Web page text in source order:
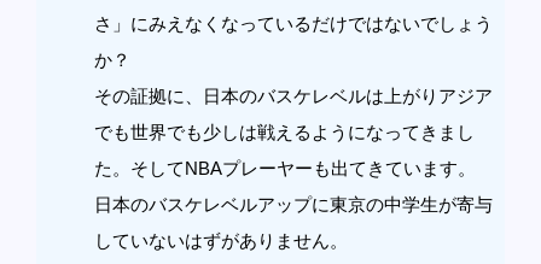
さ」にみえなくなっているだけではないでしょう
か？
その証拠に、日本のバスケレベルは上がりアジア
でも世界でも少しは戦えるようになってきまし
た。そしてNBAプレーヤーも出てきています。
日本のバスケレベルアップに東京の中学生が寄与
していないはずがありません。